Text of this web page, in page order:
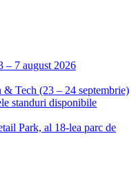
– 7 august 2026
Tech (23 – 24 septembrie)
standuri disponibile
Park, al 18-lea parc de